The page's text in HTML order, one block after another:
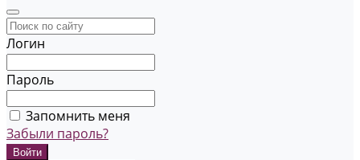
Логин
Пароль
Запомнить меня
Забыли пароль?